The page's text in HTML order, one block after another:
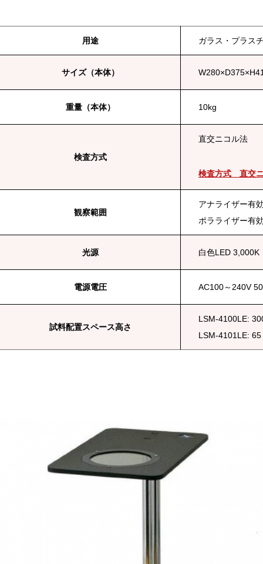
用途 ガラス・プラス
サイズ（本体）
重量（本体） 10kg
検査方式
直交ニコル法
検査方式 直交ニ
観察範囲
アナライザー有
ポラライザー有
光源 白色LED 3,000K
電源電圧 AC100～240V
試料配置スペース高さ
LSM-4100LE:
LSM-4101LE: